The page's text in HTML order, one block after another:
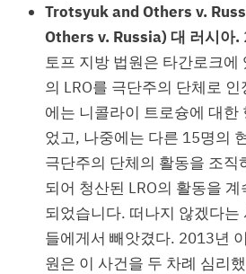
Trotsyuk and Others v.
Others v. Russia) 대 러시아.
토프 지방 법원은 타간로크에
의 LRO를 극단주의 단체로
에는 니콜라이 트로슝에 대한
었고, 나중에는 다른 15명의
극단주의 단체의 활동을 조직
되어 청산된 LRO의 활동을
되었습니다. 떠나지 않겠다는
들에게서 빼앗겼다. 2013년
원은 이 사건을 두 차례 심리